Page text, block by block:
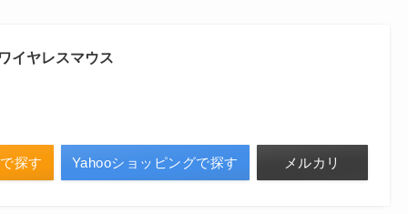
イヤレスマウス
探す Yahooショッピングで探す メルカリ